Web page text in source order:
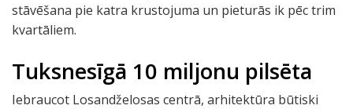
stāvēšana pie katra krustojuma un pieturās ik pēc trim
kvartāliem.
Tuksnesīgā 10 miljonu pilsēta
Iebraucot Losandželosas centrā, arhitektūra būtiski